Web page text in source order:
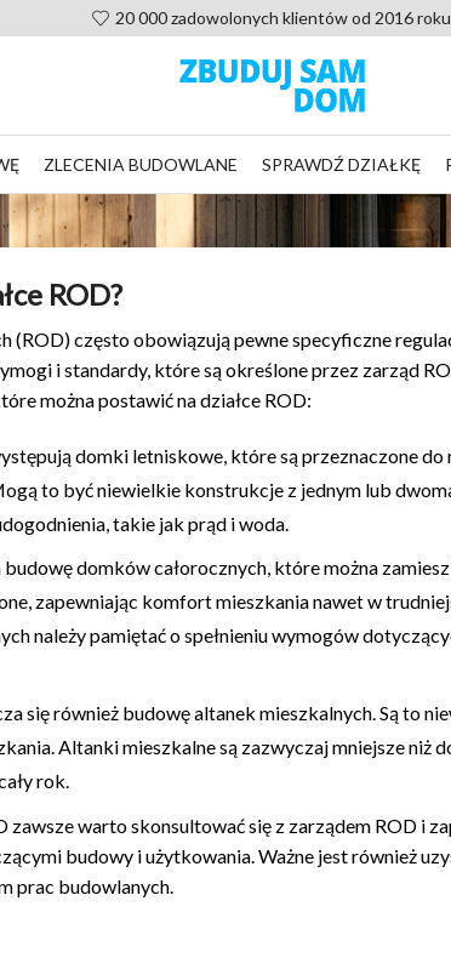
Pomoc po zakupie projektu, nie zostaniesz sam
ZLECENIA BUDOWLANE SPRAWDŹ DZIAŁKĘ
ROD?
(ROD) często obowiązują pewne specyficzne
i standardy, które są określone przez zarząd
można postawić na działce ROD:
domki letniskowe, które są przeznaczone
to być niewielkie konstrukcje z jednym lub
takie jak prąd i woda.
domków całorocznych, które można
zapewniając komfort mieszkania nawet w
należy pamiętać o spełnieniu wymogów
się również budowę altanek mieszkalnych. Są to
Altanki mieszkalne są zazwyczaj mniejsze niż
rok.
warto skonsultować się z zarządem ROD i
budowy i użytkowania. Ważne jest również
prac budowlanych.